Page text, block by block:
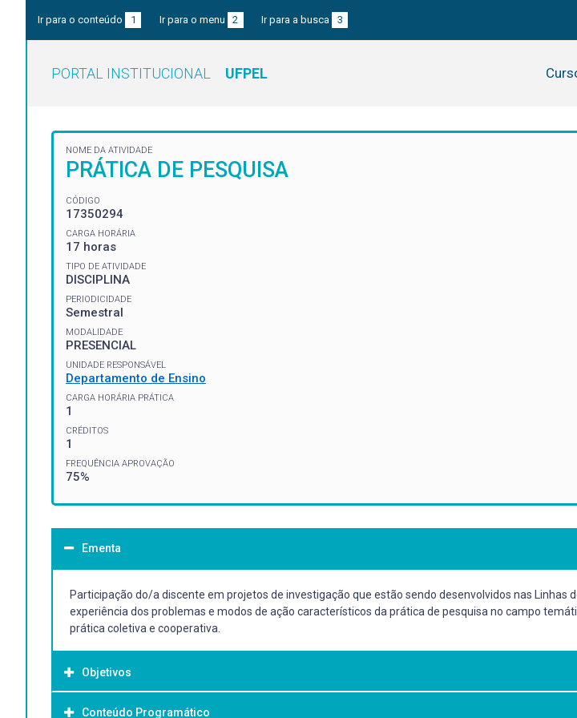
Ir para o conteúdo 1 Ir para o menu 2 Ir para a busca 3
PORTAL INSTITUCIONAL UFPEL
NOME DA ATIVIDADE
PRÁTICA DE PESQUISA
CÓDIGO
17350294
CARGA HORÁRIA
17 horas
TIPO DE ATIVIDADE
DISCIPLINA
PERIODICIDADE
Semestral
MODALIDADE
PRESENCIAL
UNIDADE RESPONSÁVEL
Departamento de Ensino
CARGA HORÁRIA PRÁTICA
1
CRÉDITOS
1
FREQUÊNCIA APROVAÇÃO
75%
Ementa
Participação do/a discente em projetos de investigação que estão sendo desenvolvidos nas
experiência dos problemas e modos de ação característicos da prática de pesquisa no campo
prática coletiva e cooperativa.
Objetivos
Conteúdo Programático